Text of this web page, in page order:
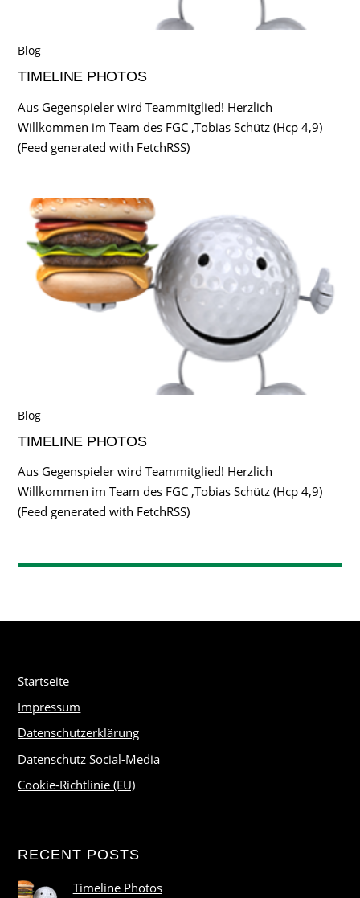
Blog
TIMELINE PHOTOS
Aus Gegenspieler wird Teammitglied! Herzlich
Willkommen im Team des FGC ,Tobias Schütz (Hcp 4,9)
(Feed generated with FetchRSS)
Blog
TIMELINE PHOTOS
Aus Gegenspieler wird Teammitglied! Herzlich
Willkommen im Team des FGC ,Tobias Schütz (Hcp 4,9)
(Feed generated with FetchRSS)
Startseite
Impressum
Datenschutzerklärung
Datenschutz Social-Media
Cookie-Richtlinie (EU)
RECENT POSTS
Timeline Photos